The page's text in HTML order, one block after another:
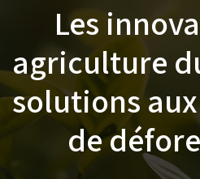
Les
agriculture
solutions
de